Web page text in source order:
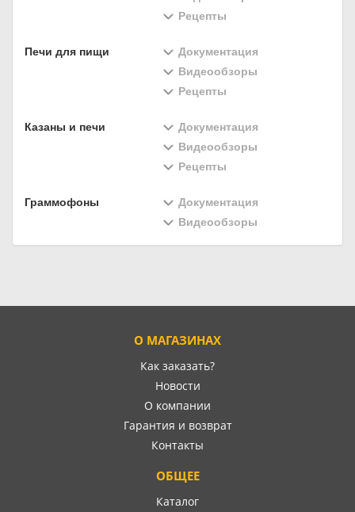
Рецепты
Печи для пищи
Документация
Видеообзоры
Рецепты
Казаны и печи
Документация
Видеообзоры
Рецепты
Граммофоны
Документация
Видеообзоры
О МАГАЗИНАХ
Как заказать?
Новости
О компании
Гарантия и возврат
Контакты
ОБЩЕЕ
Каталог